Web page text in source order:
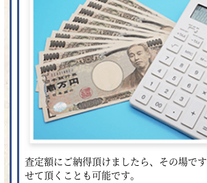
査定額にご納得頂けましたら、その場で
せて頂くことも可能です。